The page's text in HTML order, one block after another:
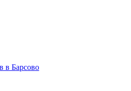
в Барсово